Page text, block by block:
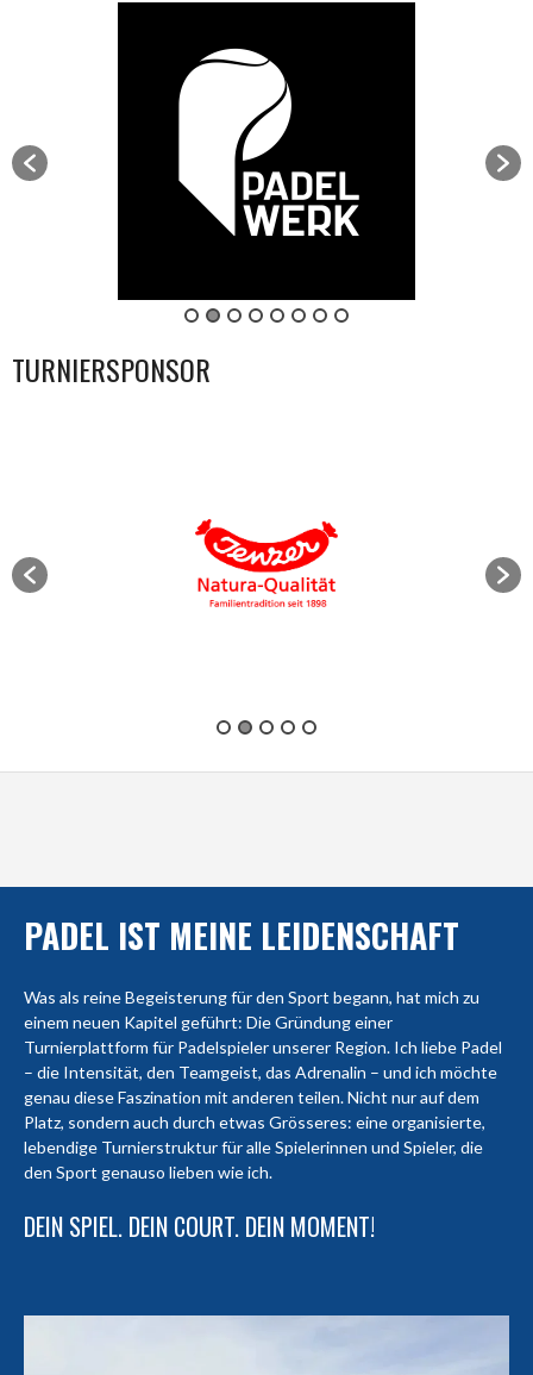
TURNIERSPONSOR
PADEL IST MEINE LEIDENSCHAFT
Was als reine Begeisterung für den Sport begann, hat mich zu
einem neuen Kapitel geführt: Die Gründung einer
Turnierplattform für Padelspieler unserer Region. Ich liebe Padel
– die Intensität, den Teamgeist, das Adrenalin – und ich möchte
genau diese Faszination mit anderen teilen. Nicht nur auf dem
Platz, sondern auch durch etwas Grösseres: eine organisierte,
lebendige Turnierstruktur für alle Spielerinnen und Spieler, die
den Sport genauso lieben wie ich.
DEIN SPIEL. DEIN COURT. DEIN MOMENT!